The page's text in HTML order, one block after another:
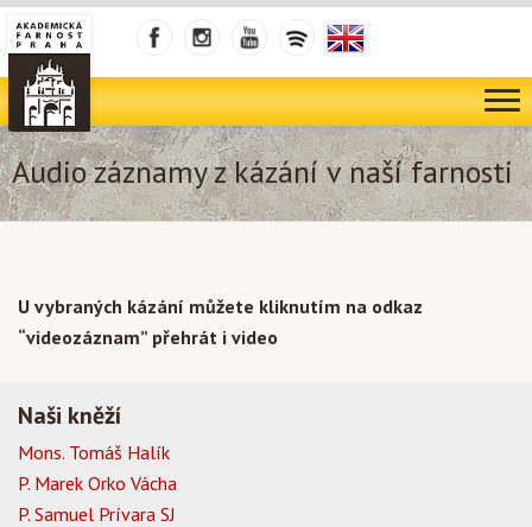
Audio záznamy z kázání v naší farnosti
U vybraných kázání můžete kliknutím na odkaz
“videozáznam” přehrát i video
Naši kněží
Mons. Tomáš Halík
P. Marek Orko Vácha
P. Samuel Prívara SJ